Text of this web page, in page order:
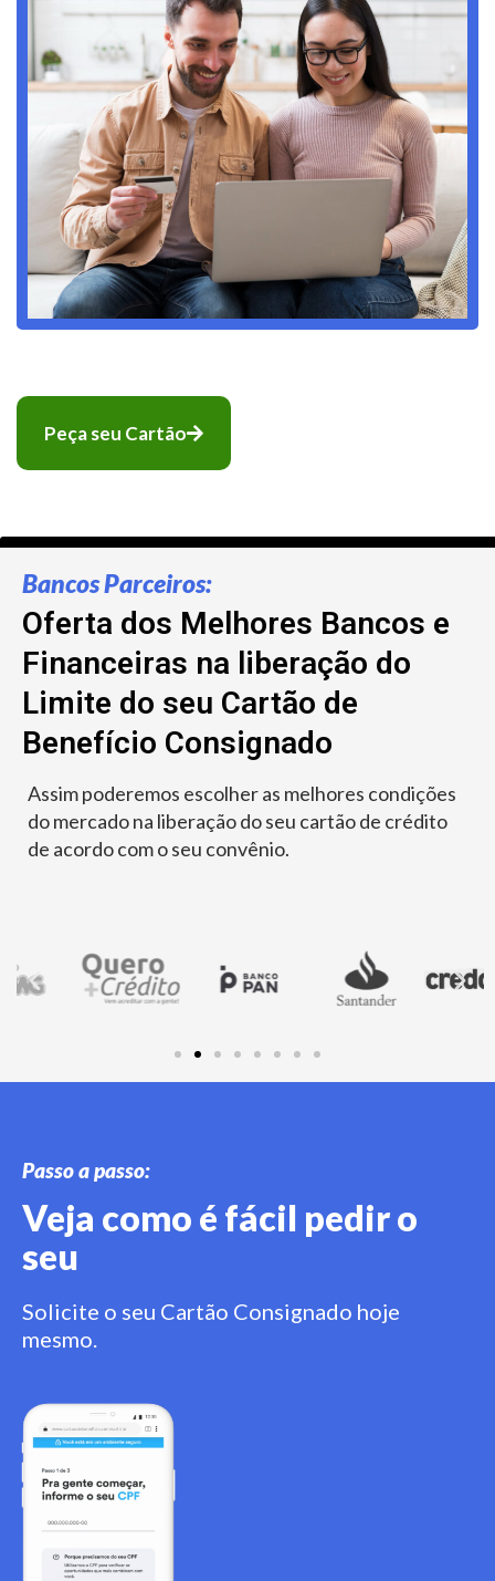
Peça seu Cartão
Bancos Parceiros:
Oferta dos Melhores Bancos e
Financeiras na liberação do
Limite do seu Cartão de
Benefício Consignado
Assim poderemos escolher as melhores condições
do mercado na liberação do seu cartão de crédito
de acordo com o seu convênio.
Passo a passo:
Veja como é fácil pedir o
seu
Solicite o seu Cartão Consignado hoje
mesmo.